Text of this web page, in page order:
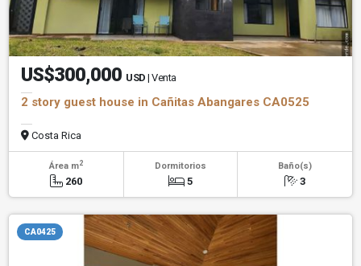
US$300,000 USD | Venta
2 story guest house in Cañitas Abangares CA0525
Costa Rica
Área m2
260
Dormitorios
5
Baño(s)
3
CA0425